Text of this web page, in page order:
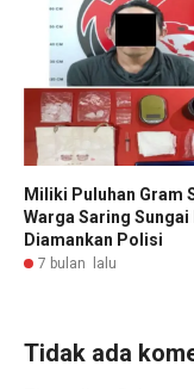
Miliki Puluhan Gram
Warga Saring Sungai
Diamankan Polisi
7 bulan lalu
Tidak ada